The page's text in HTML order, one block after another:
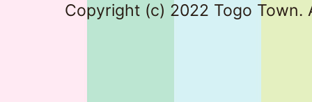
Copyright (c) 2022 Togo Town.